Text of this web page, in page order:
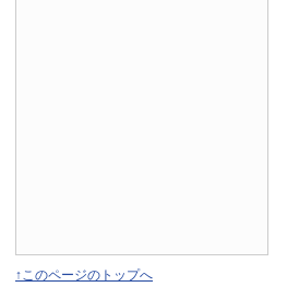
↑このページのトップへ